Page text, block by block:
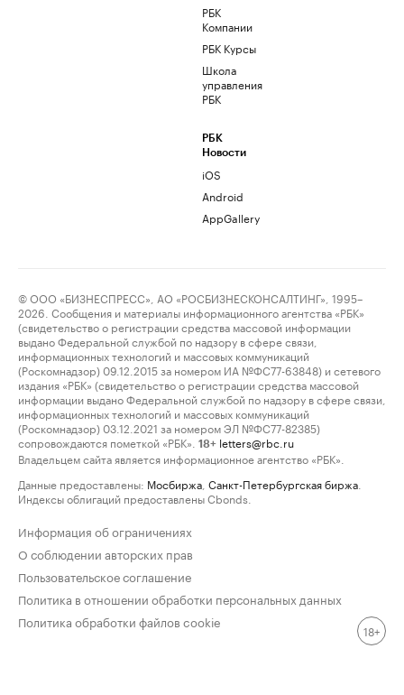
РБК
Компании
РБК Курсы
Школа
управления
РБК
РБК
Новости
iOS
Android
AppGallery
© ООО «БИЗНЕСПРЕСС», АО «РОСБИЗНЕСКОНСАЛТИНГ», 1995–
2026. Сообщения и материалы информационного агентства «РБК»
(свидетельство о регистрации средства массовой информации
выдано Федеральной службой по надзору в сфере связи,
информационных технологий и массовых коммуникаций
(Роскомнадзор) 09.12.2015 за номером ИА №ФС77-63848) и сетевого
издания «РБК» (свидетельство о регистрации средства массовой
информации выдано Федеральной службой по надзору в сфере связи,
информационных технологий и массовых коммуникаций
(Роскомнадзор) 03.12.2021 за номером ЭЛ №ФС77-82385)
сопровождаются пометкой «РБК».
18+ letters@rbc.ru
Владельцем сайта является информационное агентство «РБК».
Данные предоставлены: Мосбиржа Санкт-Петербургская биржа
Индексы облигаций предоставлены Cbonds.
Информация об ограничениях
О соблюдении авторских прав
Пользовательское соглашение
Политика в отношении обработки персональных данных
Политика обработки файлов cookie
18+